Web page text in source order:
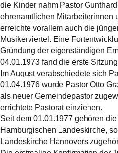
die Kinder nahm Pastor
ehrenamtlichen Mitarbeiterinnen
erreichte vorallem auch die
Musikerviertel. Eine
Gründung der eigenständigen
04.01.1973 fand die erste
Im August verabschiedete sich
01.04.1976 wurde Pastor Otto
als neuer Gemeindepastor
errichtete Pastorat einziehen.
Seit dem 01.01.1977 gehören
Hamburgischen Landeskirche,
Landeskirche Hannovers